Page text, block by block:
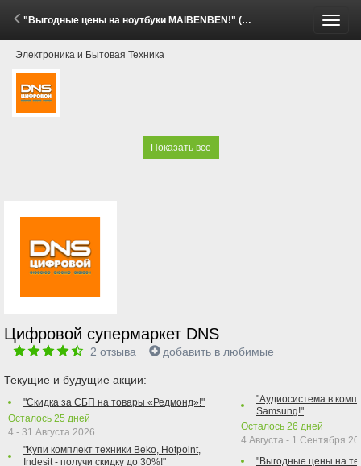
"Выгодные цены на ноутбуки MAIBENBEN!" (28 Мая - 30 Июня 2026)
Электроника и Бытовая Техника
Показать все
Цифровой супермаркет DNS
2 отзыва добавить в любимые
Текущие и будущие акции:
"Скидка за СБП на товары «Редмонд»!"
Осталось 25 дней
4 - 31 Августа 2026
"Купи комплект техники Beko, Hotpoint,
Indesit - получи скидку до 30%!"
"Аудиосистема в
Samsung!"
Осталось 26 дней
4 Августа - 1 Сентября
"Выгодные цены на